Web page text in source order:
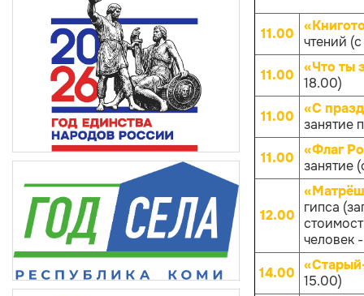
11.00
чтений
11.00
«Что ты
18.00)
11.00
«С
занятие
11.00
«Флаг
занятие
12.00
гипса
человек
14.00 15.00)